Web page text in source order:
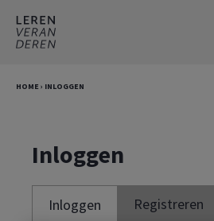
naar
naar
HOME› INLOGGEN
Inloggen
Inloggen Registreren